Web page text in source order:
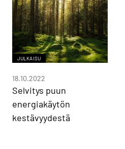
JULKAISU
Selvitys puun
energiakäytön
kestävyydestä
18.10.2022